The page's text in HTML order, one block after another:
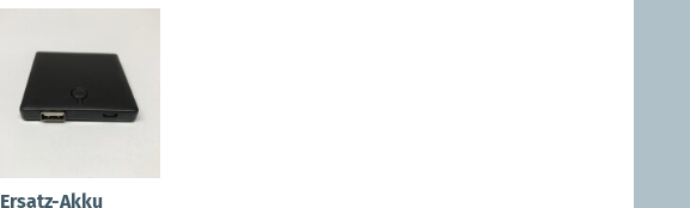
Ersatz-Akku